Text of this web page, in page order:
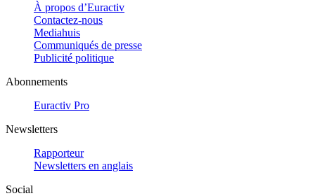
À propos d’Euractiv
Contactez-nous
Mediahuis
Communiqués de presse
Publicité politique
Abonnements
Euractiv Pro
Newsletters
Rapporteur
Newsletters en anglais
Social